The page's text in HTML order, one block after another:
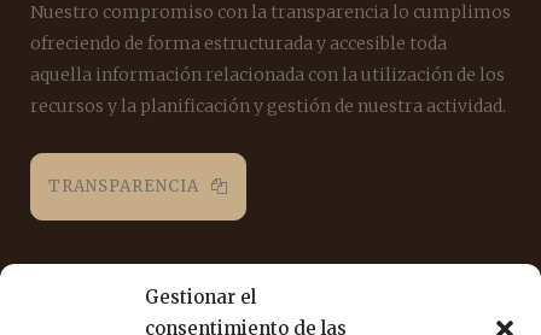
Gestionar el
consentimiento de las
Nuestro compromiso con la transparencia lo cumplimos
ofreciendo de forma estructurada y accesible toda
aquella información relacionada con la utilización de los
recursos y la planificación y gestión de nuestra actividad.
TRANSPARENCIA
REDES SOCIALES